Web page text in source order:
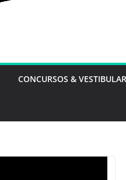
CONCURSOS & VESTIBULAR